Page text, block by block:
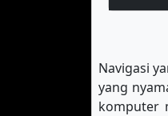
Navigasi
yang
komputer